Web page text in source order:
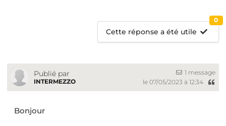
Cette réponse a été utile
0
Publié par
INTERMEZZO
1 message
le 07/05/2023 à 12:34
Bonjour